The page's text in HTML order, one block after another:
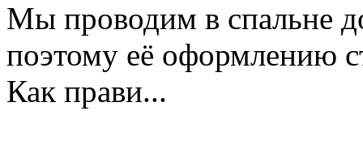
Мы проводим в спальне
поэтому её оформлению
Как прави...